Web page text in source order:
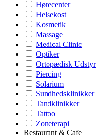
Hørecenter
Helsekost
Kosmetik
Massage
Medical Clinic
Optiker
Ortopædisk Udstyr
Piercing
Solarium
Sundhedsklinikker
Tandklinikker
Tattoo
Zoneterapi
Restaurant & Cafe